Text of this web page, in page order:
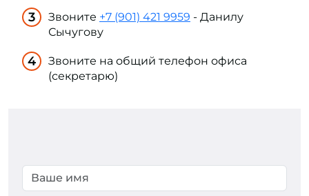
Звоните +7 (901) 421 9959 - Данилу
Сычугову
Звоните на общий телефон офиса
(секретарю)